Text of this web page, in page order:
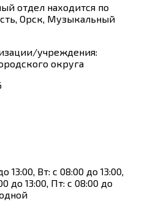
отдел находится по
Орск, Музыкальный
учреждения:
округа
Вт: с 08:00 до 13:00,
до 13:00, Пт: с 08:00 до